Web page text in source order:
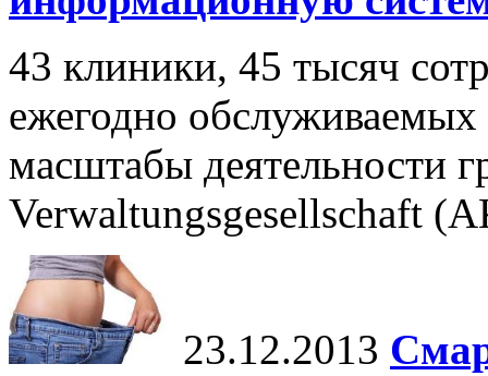
43 клиники, 45 тысяч
ежегодно
масштабы деятельности
Verwaltungsgesellschaft
23.12.2013